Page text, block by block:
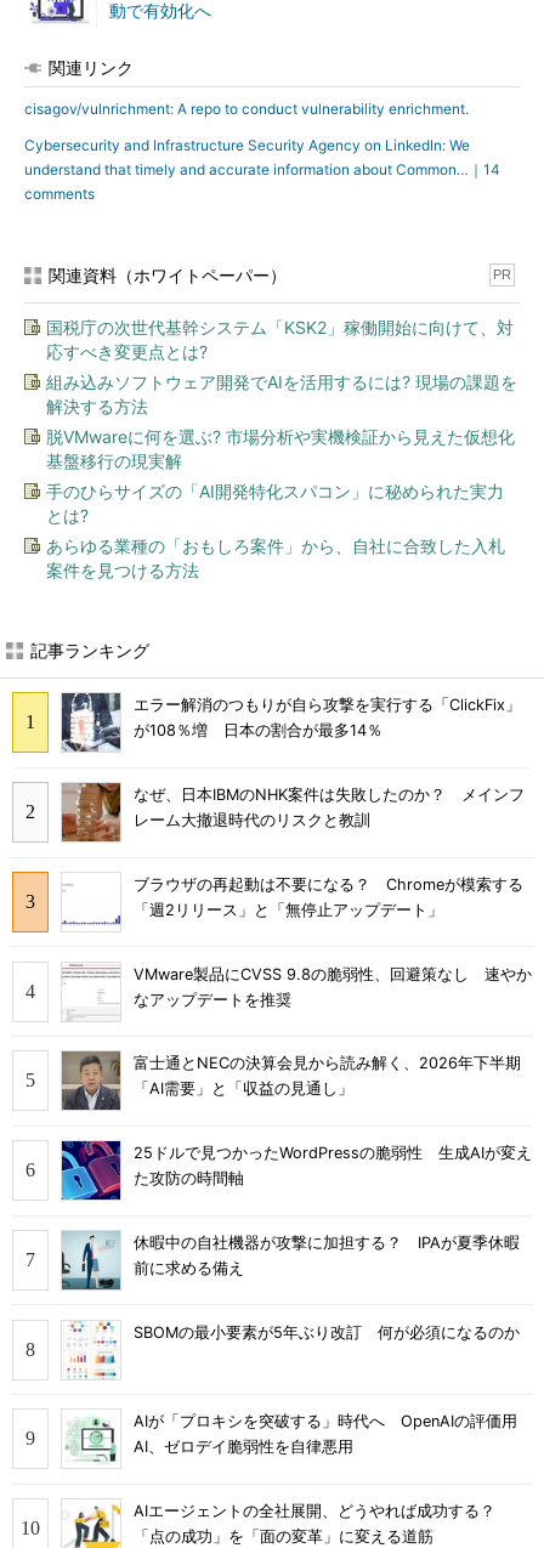
動で有効化へ
関連リンク
cisagov/vulnrichment: A repo to conduct vulnerability enrichment.
Cybersecurity and Infrastructure Security Agency on LinkedIn: We
understand that timely and accurate information about Common…｜14
comments
関連資料（ホワイトペーパー） PR
国税庁の次世代基幹システム「KSK2」稼働開始に向けて、対
応すべき変更点とは?
組み込みソフトウェア開発でAIを活用するには? 現場の課題を
解決する方法
脱VMwareに何を選ぶ? 市場分析や実機検証から見えた仮想化
基盤移行の現実解
手のひらサイズの「AI開発特化スパコン」に秘められた実力
とは?
あらゆる業種の「おもしろ案件」から、自社に合致した入札
案件を見つける方法
記事ランキング
エラー解消のつもりが自ら攻撃を実行する「ClickFix」
が108％増 日本の割合が最多14％
なぜ、日本IBMのNHK案件は失敗したのか？ メインフ
レーム大撤退時代のリスクと教訓
ブラウザの再起動は不要になる？ Chromeが模索する
「週2リリース」と「無停止アップデート」
VMware製品にCVSS 9.8の脆弱性、回避策なし 速やか
なアップデートを推奨
富士通とNECの決算会見から読み解く、2026年下半期
「AI需要」と「収益の見通し」
25ドルで見つかったWordPressの脆弱性 生成AIが変え
た攻防の時間軸
休暇中の自社機器が攻撃に加担する？ IPAが夏季休暇
前に求める備え
SBOMの最小要素が5年ぶり改訂 何が必須になるのか
AIが「プロキシを突破する」時代へ OpenAIの評価用
AI、ゼロデイ脆弱性を自律悪用
AIエージェントの全社展開、どうやれば成功する？
「点の成功」を「面の変革」に変える道筋